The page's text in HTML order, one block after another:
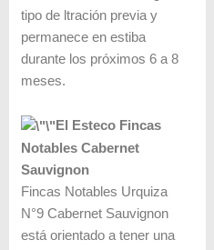
tipo de ­ltración previa y
permanece en estiba
durante los próximos 6 a 8
meses.
El Esteco Fincas
Notables Cabernet
Sauvignon
Fincas Notables Urquiza
N°9 Cabernet Sauvignon
está orientado a tener una